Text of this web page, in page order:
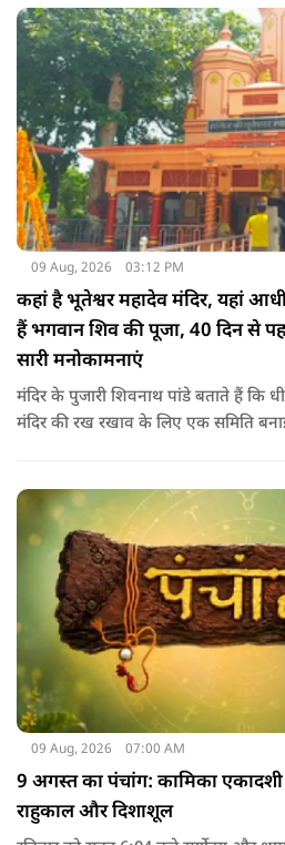
09 Aug, 2026 03:12 PM
कहां है भूतेश्वर महादेव मंदिर, यहां
हैं भगवान शिव की पूजा, 40 दिन से
सारी मनोकामनाएं
मंदिर के पुजारी शिवनाथ पांडे बताते हैं कि
मंदिर की रख रखाव के लिए एक समिति
कि यहां हर रोज नए चमत्‍कार समाने आते है.
09 Aug, 2026 07:00 AM
9 अगस्त का पंचांग: कामिका
राहुकाल और दिशाशूल